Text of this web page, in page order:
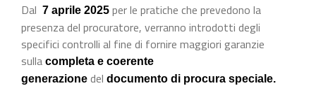
Dal 7 aprile 2025 per le pratiche che prevedono la
presenza del procuratore, verranno introdotti degli
specifici controlli al fine di fornire maggiori garanzie
sulla completa e coerente
generazione del documento di procura speciale.